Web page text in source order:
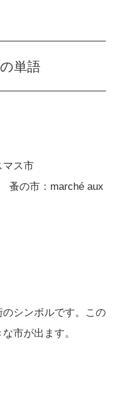
単語
マス市
蚤の市：marché aux
シンボルです。この
市が出ます。